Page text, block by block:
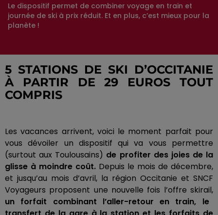
Le dispositif permet de combiner voyage en train et
journée de ski à prix réduit. Et en plus, c’est mieux pour la
planète !
5 STATIONS DE SKI D’OCCITANIE
À PARTIR DE 29 EUROS TOUT
COMPRIS
Les vacances arrivent, voici le moment parfait pour
vous dévoiler un dispositif qui va vous permettre
(surtout aux Toulousains) de profiter des joies de la
glisse à moindre coût. Depuis le mois de décembre,
et jusqu’au mois d’avril, la région Occitanie et SNCF
Voyageurs proposent une nouvelle fois l’offre skirail,
un forfait combinant l’aller-retour en train, le